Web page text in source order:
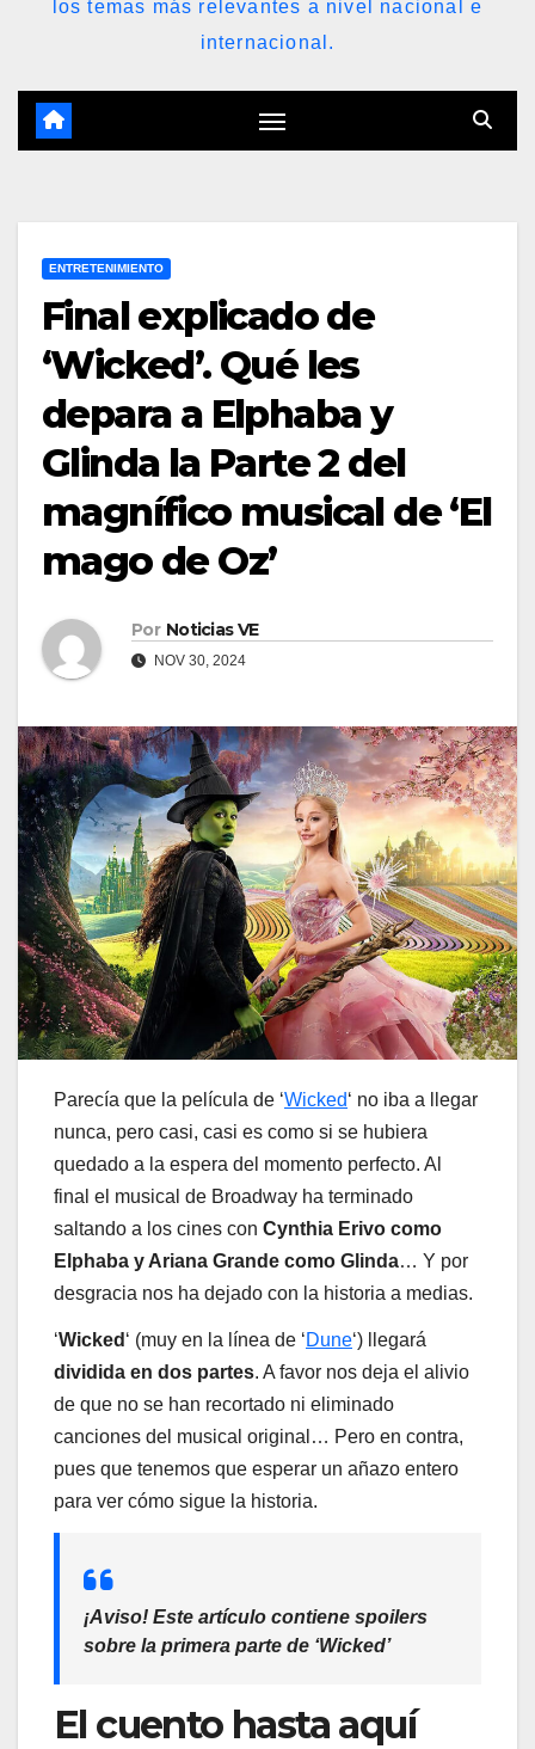
los temas más relevantes a nivel nacional e
internacional.
ENTRETENIMIENTO
Final explicado de
‘Wicked’. Qué les
depara a Elphaba y
Glinda la Parte 2 del
magnífico musical de ‘El
mago de Oz’
Por Noticias VE
NOV 30, 2024
Parecía que la película de ‘Wicked‘ no iba a llegar
nunca, pero casi, casi es como si se hubiera
quedado a la espera del momento perfecto. Al
final el musical de Broadway ha terminado
saltando a los cines con Cynthia Erivo como
Elphaba y Ariana Grande como Glinda… Y por
desgracia nos ha dejado con la historia a medias.
‘Wicked ‘ (muy en la línea de ‘Dune‘) llegará
dividida en dos partes. A favor nos deja el alivio
de que no se han recortado ni eliminado
canciones del musical original… Pero en contra,
pues que tenemos que esperar un añazo entero
para ver cómo sigue la historia.
¡Aviso! Este artículo contiene spoilers
sobre la primera parte de ‘Wicked’
El cuento hasta aquí